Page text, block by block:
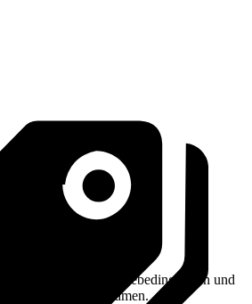
wie z. B. Rückgabebedingungen und
den Verkäufernamen.